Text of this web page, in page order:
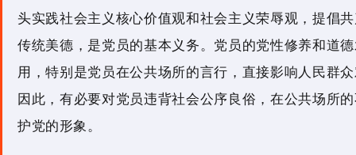
头实践社会主义核心价值观和社会主义荣辱观，提倡
传统美德，是党员的基本义务。党员的党性修养和道
用，特别是党员在公共场所的言行，直接影响人民群
因此，有必要对党员违背社会公序良俗，在公共场所
护党的形象。